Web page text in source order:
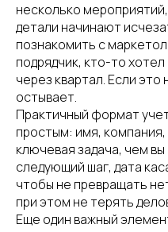
несколько
детали начинают
познакомить с
подрядчик, кто-то
через квартал. Если это
остывает.
Практичный формат
простым: имя, компания,
ключевая задача, чем
следующий шаг, дата
чтобы не превращать
при этом не терять
Еще один важный